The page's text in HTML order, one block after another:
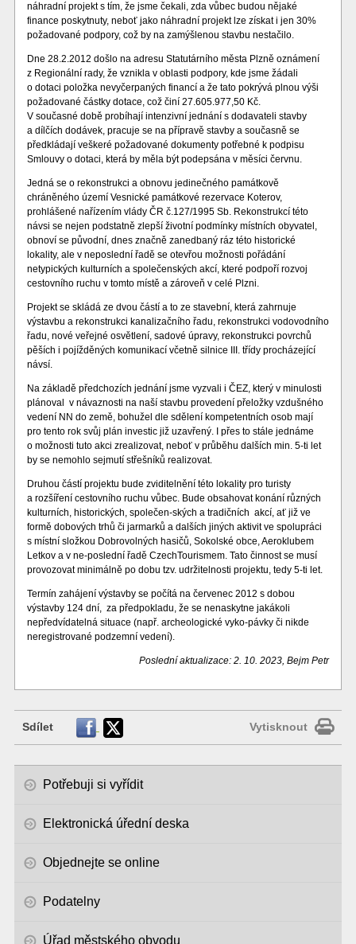
náhradní projekt s tím, že jsme čekali, zda vůbec budou nějaké
finance poskytnuty, neboť jako náhradní projekt lze získat i jen 30%
požadované podpory, což by na zamýšlenou stavbu nestačilo.
Dne 28.2.2012 došlo na adresu Statutárního města Plzně oznámení
z Regionální rady, že vznikla v oblasti podpory, kde jsme žádali
o dotaci položka nevyčerpaných financí a že tato pokrývá plnou výši
požadované částky dotace, což činí 27.605.977,50 Kč.
V současné době probíhají intenzivní jednání s dodavateli stavby
a dílčích dodávek, pracuje se na přípravě stavby a současně se
předkládají veškeré požadované dokumenty potřebné k podpisu
Smlouvy o dotaci, která by měla být podepsána v měsíci červnu.
Jedná se o rekonstrukci a obnovu jedinečného památkově
chráněného území Vesnické památkové rezervace Koterov,
prohlášené nařízením vlády ČR č.127/1995 Sb. Rekonstrukcí této
návsi se nejen podstatně zlepší životní podmínky místních obyvatel,
obnoví se původní, dnes značně zanedbaný ráz této historické
lokality, ale v neposlední řadě se otevřou možnosti pořádání
netypických kulturních a společenských akcí, které podpoří rozvoj
cestovního ruchu v tomto místě a zároveň v celé Plzni.
Projekt se skládá ze dvou částí a to ze stavební, která zahrnuje
výstavbu a rekonstrukci kanalizačního řadu, rekonstrukci vodovodního
řadu, nové veřejné osvětlení, sadové úpravy, rekonstrukci povrchů
pěších i pojížděných komunikací včetně silnice III. třídy procházející
návsí.
Na základě předchozích jednání jsme vyzvali i ČEZ, který v minulosti
plánoval v návaznosti na naší stavbu provedení přeložky vzdušného
vedení NN do země, bohužel dle sdělení kompetentních osob mají
pro tento rok svůj plán investic již uzavřený. I přes to stále jednáme
o možnosti tuto akci zrealizovat, neboť v průběhu dalších min. 5-ti let
by se nemohlo sejmutí střešníků realizovat.
Druhou částí projektu bude zviditelnění této lokality pro turisty
a rozšíření cestovního ruchu vůbec. Bude obsahovat konání různých
kulturních, historických, společen-ských a tradičních akcí, ať již ve
formě dobových trhů či jarmarků a dalších jiných aktivit ve spolupráci
s místní složkou Dobrovolných hasičů, Sokolské obce, Aeroklubem
Letkov a v ne-poslední řadě CzechTourismem. Tato činnost se musí
provozovat minimálně po dobu tzv. udržitelnosti projektu, tedy 5-ti let.
Termín zahájení výstavby se počítá na červenec 2012 s dobou
výstavby 124 dní, za předpokladu, že se nenaskytne jakákoli
nepředvídatelná situace (např. archeologické vyko-pávky či nikde
neregistrované podzemní vedení).
Poslední aktualizace: 2. 10. 2023, Bejm Petr
Sdílet Vytisknout
Potřebuji si vyřídit
Elektronická úřední deska
Objednejte se online
Podatelny
Úřad městského obvodu